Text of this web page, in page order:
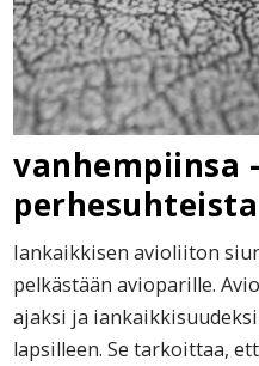
vanhempiinsa
Iankaikkisen avioliiton
pelkästään avioparille.
ajaksi ja
lapsilleen. Se tarkoittaa,